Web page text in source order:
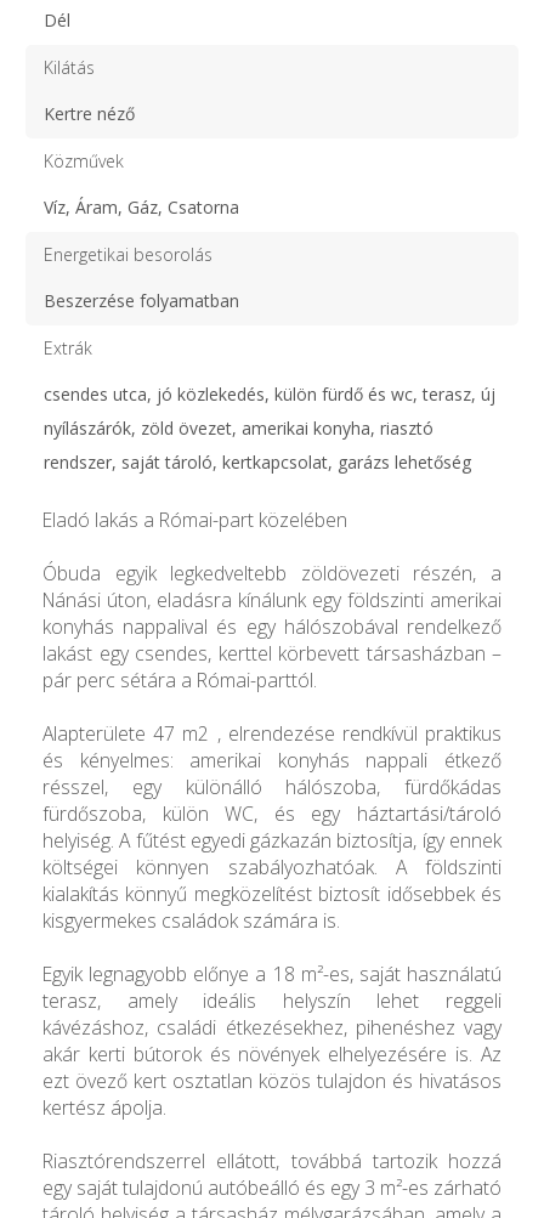
Dél
Kilátás
Kertre néző
Közművek
Víz, Áram, Gáz, Csatorna
Energetikai besorolás
Beszerzése folyamatban
Extrák
csendes utca, jó közlekedés, külön fürdő és wc, terasz, új
nyílászárók, zöld övezet, amerikai konyha, riasztó
rendszer, saját tároló, kertkapcsolat, garázs lehetőség
Eladó lakás a Római-part közelében
Óbuda egyik legkedveltebb zöldövezeti részén, a
Nánási úton, eladásra kínálunk egy földszinti amerikai
konyhás nappalival és egy hálószobával rendelkező
lakást egy csendes, kerttel körbevett társasházban –
pár perc sétára a Római-parttól.
Alapterülete 47 m2 , elrendezése rendkívül praktikus
és kényelmes: amerikai konyhás nappali étkező
résszel, egy különálló hálószoba, fürdőkádas
fürdőszoba, külön WC, és egy háztartási/tároló
helyiség. A fűtést egyedi gázkazán biztosítja, így ennek
költségei könnyen szabályozhatóak. A földszinti
kialakítás könnyű megközelítést biztosít idősebbek és
kisgyermekes családok számára is.
Egyik legnagyobb előnye a 18 m²-es, saját használatú
terasz, amely ideális helyszín lehet reggeli
kávézáshoz, családi étkezésekhez, pihenéshez vagy
akár kerti bútorok és növények elhelyezésére is. Az
ezt övező kert osztatlan közös tulajdon és hivatásos
kertész ápolja.
Riasztórendszerrel ellátott, továbbá tartozik hozzá
egy saját tulajdonú autóbeálló és egy 3 m²-es zárható